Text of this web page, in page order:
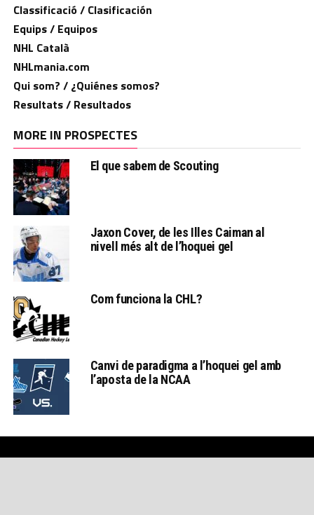
Classificació / Clasificación
Equips / Equipos
NHL Català
NHLmania.com
Qui som? / ¿Quiénes somos?
Resultats / Resultados
MORE IN PROSPECTES
El que sabem de Scouting
Jaxon Cover, de les Illes Caiman al
nivell més alt de l’hoquei gel
Com funciona la CHL?
Canvi de paradigma a l’hoquei gel amb
l’aposta de la NCAA